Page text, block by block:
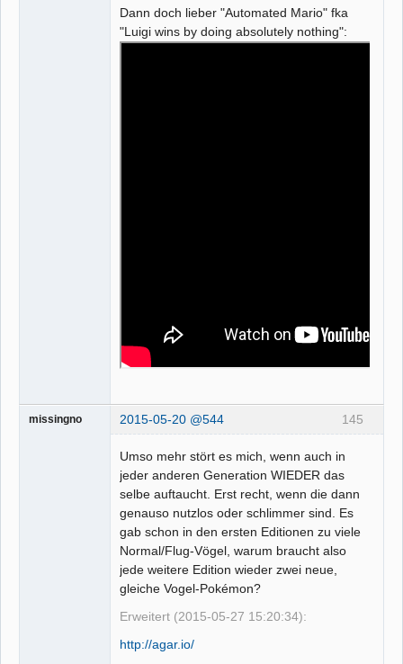
Dann doch lieber "Automated Mario" fka
"Luigi wins by doing absolutely nothing":
145
missingno 2015-05-20 @544
Umso mehr stört es mich, wenn auch in
jeder anderen Generation WIEDER das
selbe auftaucht. Erst recht, wenn die dann
genauso nutzlos oder schlimmer sind. Es
gab schon in den ersten Editionen zu viele
Normal/Flug-Vögel, warum braucht also
jede weitere Edition wieder zwei neue,
gleiche Vogel-Pokémon?
Erweitert (2015-05-27 15:20:34):
http://agar.io/